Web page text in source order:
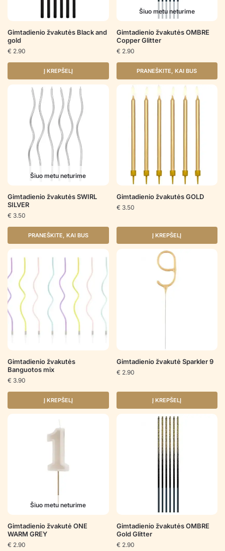
Gimtadienio žvakutės Black and
gold
€ 2.90
Į KREPŠELĮ
Šiuo metu neturime
Gimtadienio žvakutės OMBRE
Copper Glitter
€ 2.90
PRANEŠKITE, KAI BUS
Šiuo metu neturime
Gimtadienio žvakutės SWIRL
SILVER
€ 3.50
PRANEŠKITE, KAI BUS
Gimtadienio žvakutės GOLD
€ 3.50
Į KREPŠELĮ
Gimtadienio žvakutės
Banguotos mix
€ 3.90
Į KREPŠELĮ
Gimtadienio žvakutė Sparkler 9
€ 2.90
Į KREPŠELĮ
Šiuo metu neturime
Gimtadienio žvakutė ONE
WARM GREY
€ 2.90
Gimtadienio žvakutės OMBRE
Gold Glitter
€ 2.90